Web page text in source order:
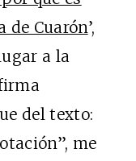
de Cuarón’,
a la
del texto:
me